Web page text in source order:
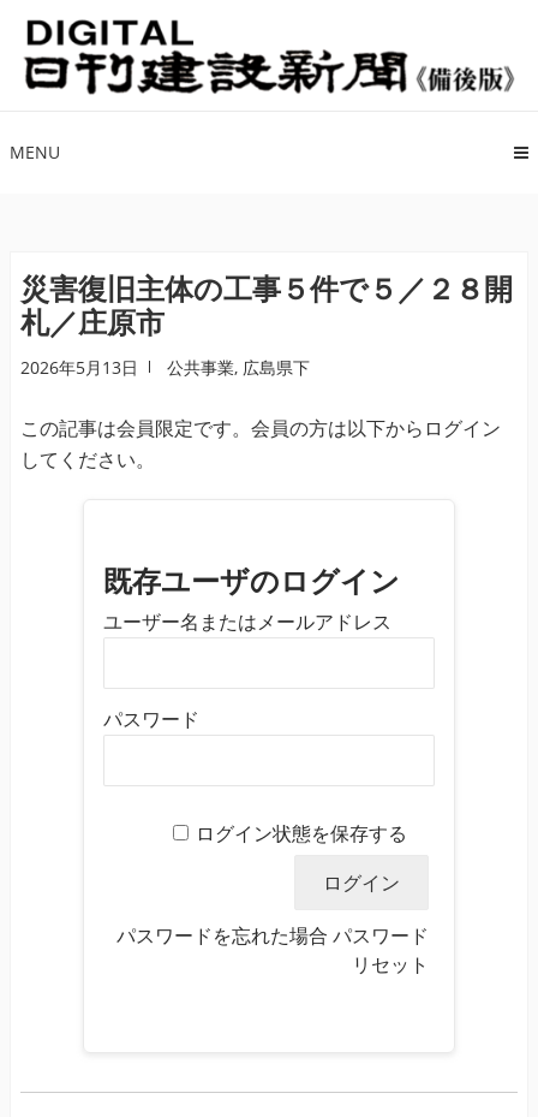
ナ
ビ
ゲ
シ
ス
キ
ッ
プ
コ
ン
テ
ツ
ッ
プ
MENU
災害復旧主体の工事５件で５／２８開
札／庄原市
2026年5月13日 公共事業, 広島県下
この記事は会員限定です。会員の方は以下からログイン
してください。
既存ユーザのログイン
ユーザー名またはメールアドレス
パスワード
ログイン状態を保存する
パスワードを忘れた場合 パスワード
リセット